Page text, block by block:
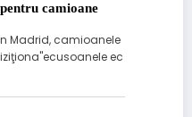
camioane
Madrid, camioanele
ec